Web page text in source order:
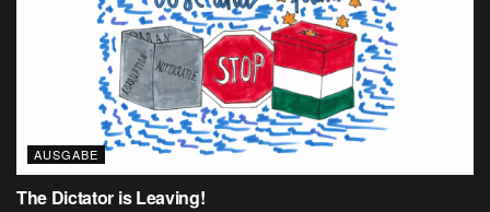
AUSGABE
The Dictator is Leaving!